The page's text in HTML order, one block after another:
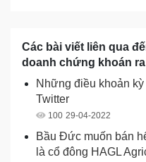
Các bài viết liên qua
doanh chứng khoán
Những điều khoản
Twitter
100 29-04-2022
Bầu Đức muốn bán
là cổ đông HAGL